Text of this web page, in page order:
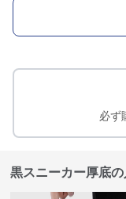
必ず
黒スニーカー厚底